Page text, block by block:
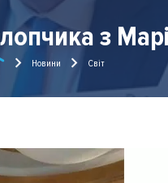
з
Новини Світ